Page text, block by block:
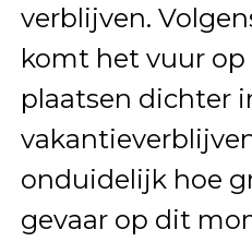
verblijven.
komt het vuur
plaatsen dichter
onduidelijk hoe
gevaar op dit